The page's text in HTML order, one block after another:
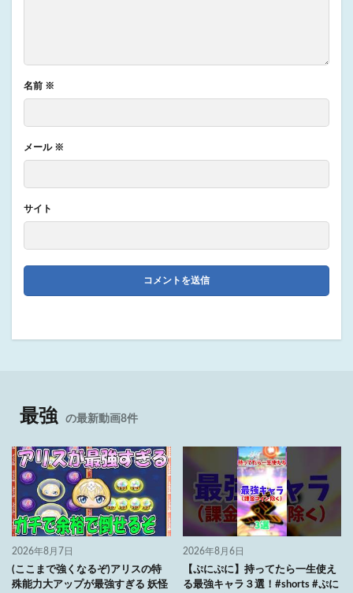
名前 ※
メール ※
サイト
最強 の最新動画8件
2026年8月7日
(ここまで強くなるぞ)アリスの特
殊能力大アップが最強すぎる 妖怪
2026年8月6日
【ぷにぷに】持ってたら一生使え
る最強キャラ３選！#shorts #ぷに